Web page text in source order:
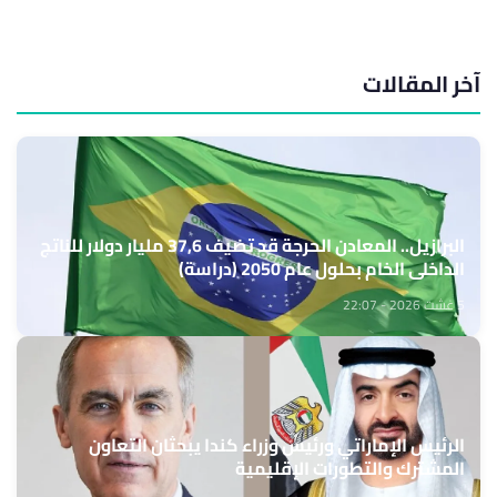
آخر المقالات
البرازيل.. المعادن الحرجة قد تضيف 37,6 مليار دولار للناتج
الداخلي الخام بحلول عام 2050 (دراسة)
5 غشت 2026 - 22:07
الرئيس الإماراتي ورئيس وزراء كندا يبحثان التعاون
المشترك والتطورات الإقليمية